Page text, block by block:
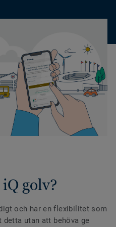
golv?
och har en flexibilitet som
utan att behöva ge